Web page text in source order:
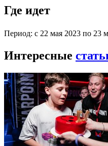
Где идет
Период: с 22 мая 2023 по 23
Интересные